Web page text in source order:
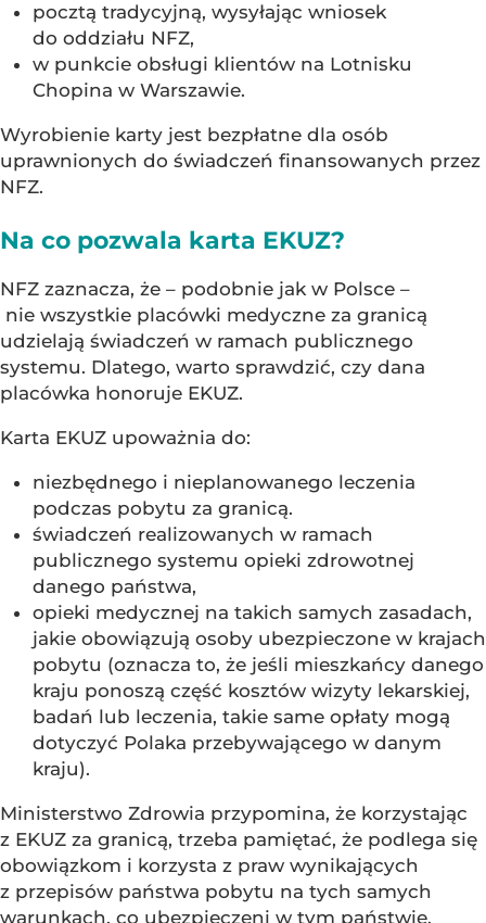
pocztą tradycyjną, wysyłając wniosek
do oddziału NFZ,
w punkcie obsługi klientów na Lotnisku
Chopina w Warszawie.
Wyrobienie karty jest bezpłatne dla osób
uprawnionych do świadczeń finansowanych przez
NFZ.
Na co pozwala karta EKUZ?
NFZ zaznacza, że – podobnie jak w Polsce –
nie wszystkie placówki medyczne za granicą
udzielają świadczeń w ramach publicznego
systemu. Dlatego, warto sprawdzić, czy dana
placówka honoruje EKUZ.
Karta EKUZ upoważnia do:
niezbędnego i nieplanowanego leczenia
podczas pobytu za granicą.
świadczeń realizowanych w ramach
publicznego systemu opieki zdrowotnej
danego państwa,
opieki medycznej na takich samych zasadach,
jakie obowiązują osoby ubezpieczone w krajach
pobytu (oznacza to, że jeśli mieszkańcy danego
kraju ponoszą część kosztów wizyty lekarskiej,
badań lub leczenia, takie same opłaty mogą
dotyczyć Polaka przebywającego w danym
kraju).
Ministerstwo Zdrowia przypomina, że korzystając
z EKUZ za granicą, trzeba pamiętać, że podlega się
obowiązkom i korzysta z praw wynikających
z przepisów państwa pobytu na tych samych
warunkach, co ubezpieczeni w tym państwie.